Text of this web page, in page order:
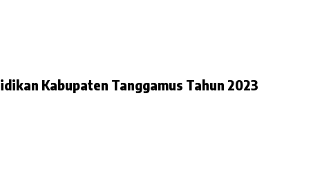
Kabupaten Tanggamus Tahun 2023